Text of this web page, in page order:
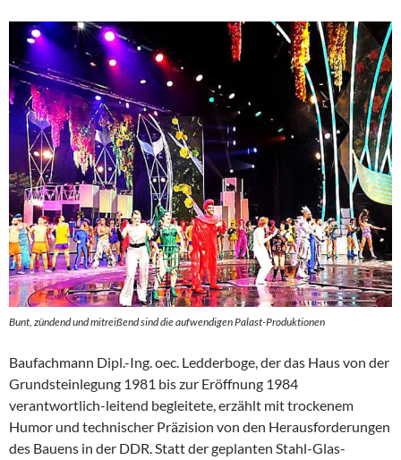
Bunt, zündend und mitreißend sind die aufwendigen Palast-Produktionen
Baufachmann Dipl.-Ing. oec. Ledderboge, der das Haus von der
Grundsteinlegung 1981 bis zur Eröffnung 1984
verantwortlich-leitend begleitete, erzählt mit trockenem
Humor und technischer Präzision von den Herausforderungen
des Bauens in der DDR. Statt der geplanten Stahl-Glas-